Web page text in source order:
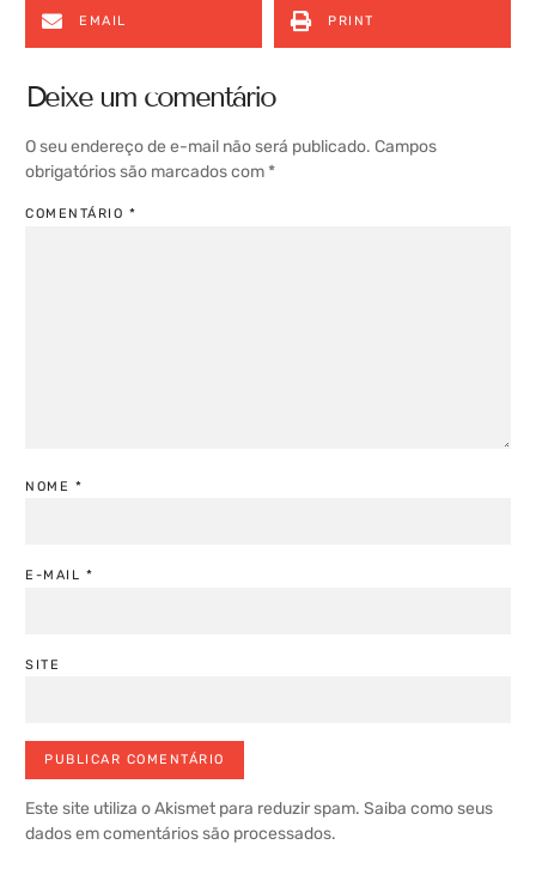
EMAIL PRINT
Deixe um comentário
O seu endereço de e-mail não será publicado. Campos
obrigatórios são marcados com *
COMENTÁRIO *
NOME *
E-MAIL *
SITE
Este site utiliza o Akismet para reduzir spam. Saiba como seus
dados em comentários são processados.